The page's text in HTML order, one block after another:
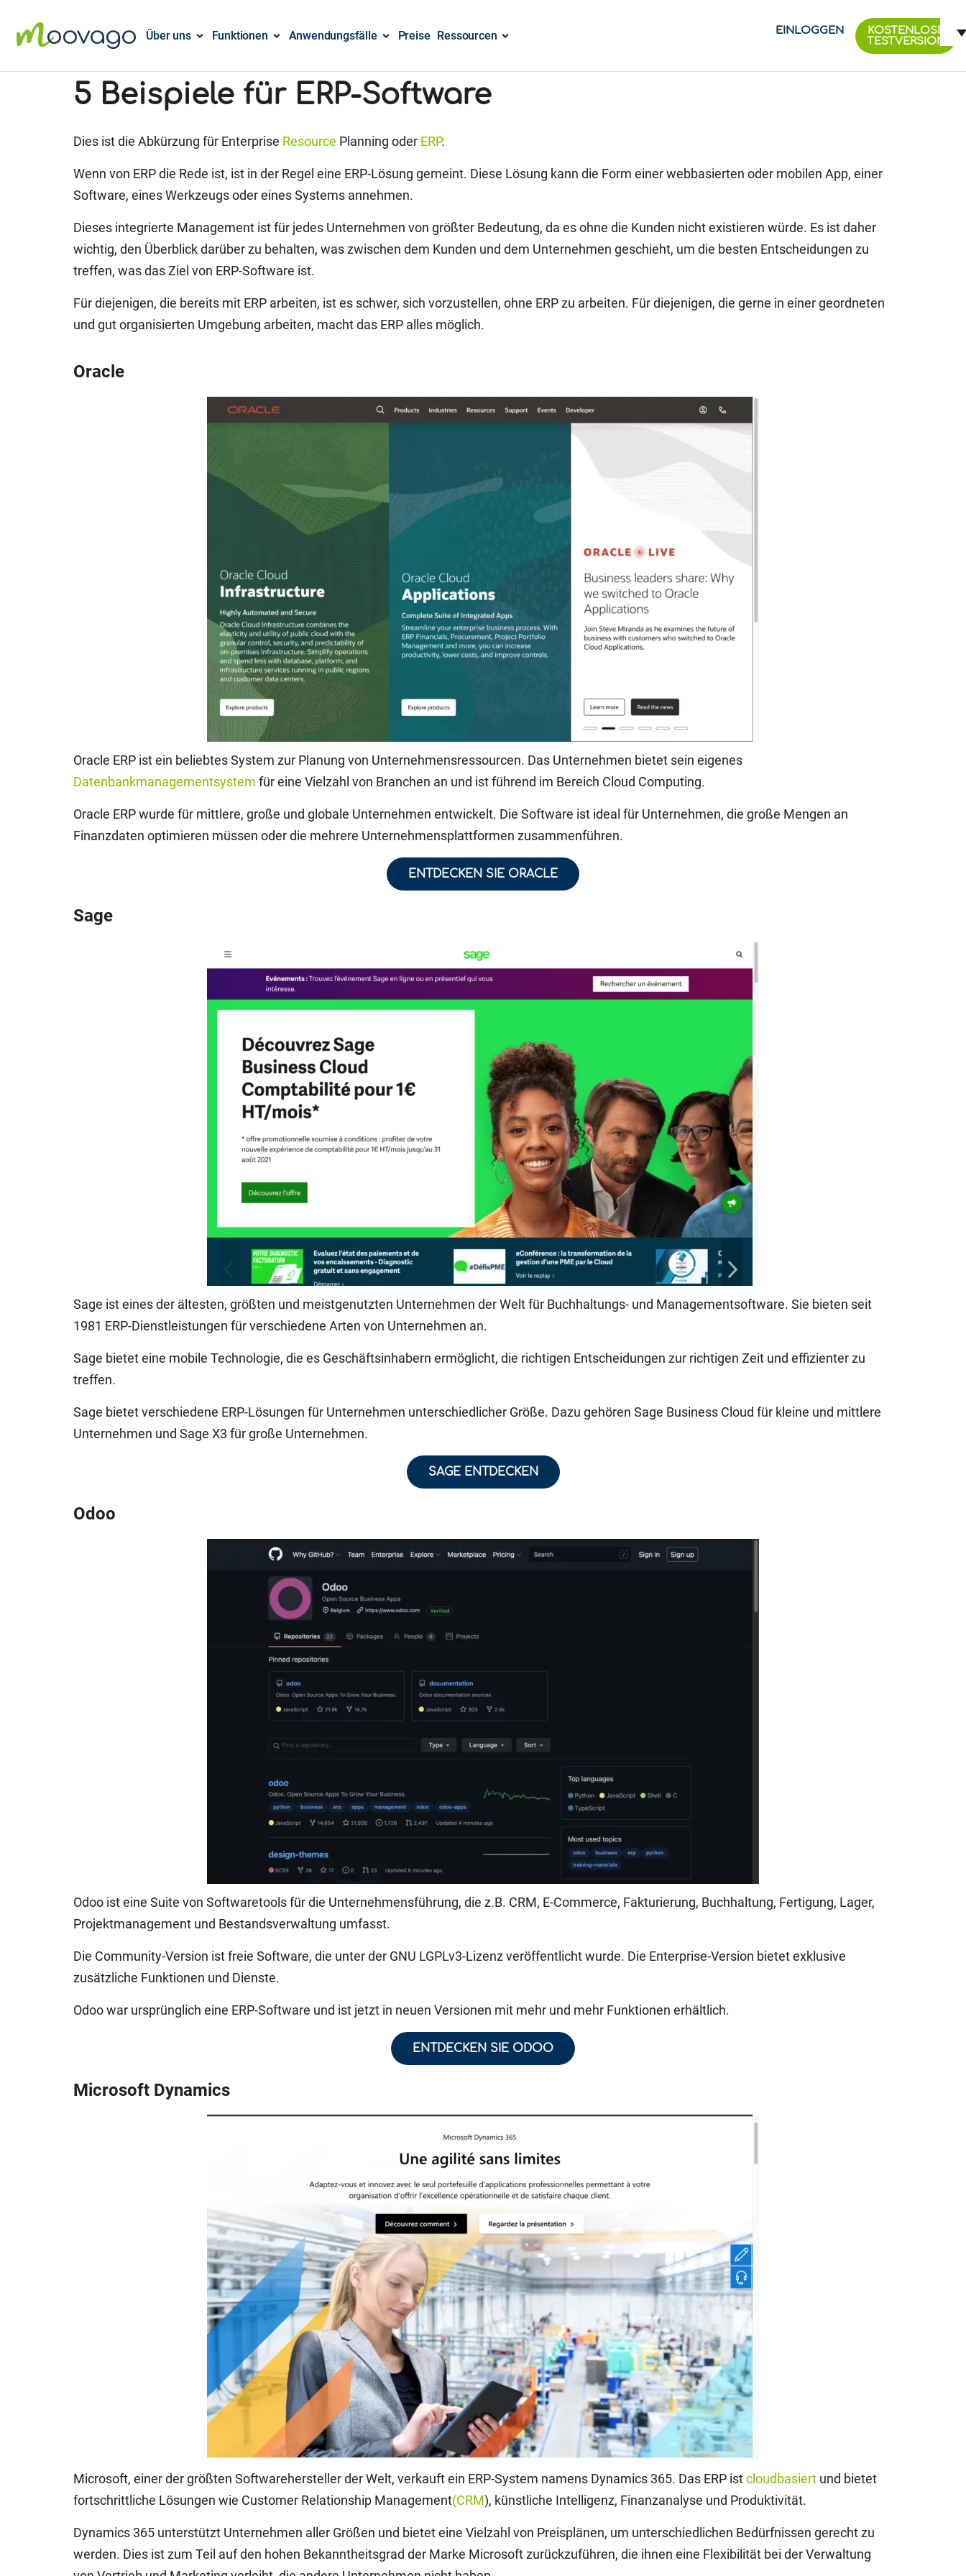
Über uns Funktionen Anwendungsfälle Preise Ressourcen EINLOGGEN
KOSTENLOSE
TESTVERSION
5 Beispiele für ERP-Software
Dies ist die Abkürzung für Enterprise Resource Planning oder ERP.
Wenn von ERP die Rede ist, ist in der Regel eine ERP-Lösung gemeint. Diese Lösung kann die Form einer webbasierten oder mobilen App, einer
Software, eines Werkzeugs oder eines Systems annehmen.
Dieses integrierte Management ist für jedes Unternehmen von größter Bedeutung, da es ohne die Kunden nicht existieren würde. Es ist daher
wichtig, den Überblick darüber zu behalten, was zwischen dem Kunden und dem Unternehmen geschieht, um die besten Entscheidungen zu
treffen, was das Ziel von ERP-Software ist.
Für diejenigen, die bereits mit ERP arbeiten, ist es schwer, sich vorzustellen, ohne ERP zu arbeiten. Für diejenigen, die gerne in einer geordneten
und gut organisierten Umgebung arbeiten, macht das ERP alles möglich.
Oracle
Oracle ERP ist ein beliebtes System zur Planung von Unternehmensressourcen. Das Unternehmen bietet sein eigenes
Datenbankmanagementsystem für eine Vielzahl von Branchen an und ist führend im Bereich Cloud Computing.
Oracle ERP wurde für mittlere, große und globale Unternehmen entwickelt. Die Software ist ideal für Unternehmen, die große Mengen an
Finanzdaten optimieren müssen oder die mehrere Unternehmensplattformen zusammenführen.
ENTDECKEN SIE ORACLE
Sage
Sage ist eines der ältesten, größten und meistgenutzten Unternehmen der Welt für Buchhaltungs- und Managementsoftware. Sie bieten seit
1981 ERP-Dienstleistungen für verschiedene Arten von Unternehmen an.
Sage bietet eine mobile Technologie, die es Geschäftsinhabern ermöglicht, die richtigen Entscheidungen zur richtigen Zeit und effizienter zu
treffen.
Sage bietet verschiedene ERP-Lösungen für Unternehmen unterschiedlicher Größe. Dazu gehören Sage Business Cloud für kleine und mittlere
Unternehmen und Sage X3 für große Unternehmen.
SAGE ENTDECKEN
Odoo
Odoo ist eine Suite von Softwaretools für die Unternehmensführung, die z.B. CRM, E-Commerce, Fakturierung, Buchhaltung, Fertigung, Lager,
Projektmanagement und Bestandsverwaltung umfasst.
Die Community-Version ist freie Software, die unter der GNU LGPLv3-Lizenz veröffentlicht wurde. Die Enterprise-Version bietet exklusive
zusätzliche Funktionen und Dienste.
Odoo war ursprünglich eine ERP-Software und ist jetzt in neuen Versionen mit mehr und mehr Funktionen erhältlich.
ENTDECKEN SIE ODOO
Microsoft Dynamics
Microsoft, einer der größten Softwarehersteller der Welt, verkauft ein ERP-System namens Dynamics 365. Das ERP istcloudbasiert und bietet
fortschrittliche Lösungen wie Customer Relationship Management(CRM), künstliche Intelligenz, Finanzanalyse und Produktivität.
Dynamics 365 unterstützt Unternehmen aller Größen und bietet eine Vielzahl von Preisplänen, um unterschiedlichen Bedürfnissen gerecht zu
werden. Dies ist zum Teil auf den hohen Bekanntheitsgrad der Marke Microsoft zurückzuführen, die ihnen eine Flexibilität bei der Verwaltung